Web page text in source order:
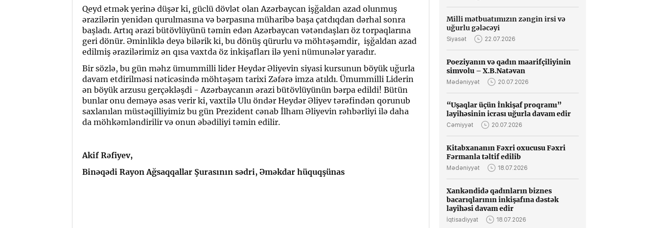
Qeyd etmək yerinə düşər ki, güclü dövlət olan Azərbaycan işğaldan azad olunmuş
ərazilərin yenidən qurulmasına və bərpasına müharibə başa çatdıqdan dərhal sonra
başladı. Artıq ərazi bütövlüyünü təmin edən Azərbaycan vətəndaşları öz torpaqlarına
geri dönür. Əminliklə deyə bilərik ki, bu dönüş qürurlu və möhtəşəmdir, işğaldan azad
edilmiş ərazilərimiz ən qısa vaxtda öz inkişafları ilə yeni nümunələr yaradır.
Bir sözlə, bu gün məhz ümummilli lider Heydər Əliyevin siyasi kursunun böyük uğurla
davam etdirilməsi nəticəsində möhtəşəm tarixi Zəfərə imza atıldı. Ümummilli Liderin
ən böyük arzusu gerçəkləşdi - Azərbaycanın ərazi bütövlüyünün bərpa edildi! Bütün
bunlar onu deməyə əsas verir ki, vaxtilə Ulu öndər Heydər Əliyev tərəfindən qorunub
saxlanılan müstəqilliyimiz bu gün Prezident cənab İlham Əliyevin rəhbərliyi ilə daha
da möhkəmləndirilir və onun əbədiliyi təmin edilir.
Akif Rəfiyev,
Binəqədi Rayon Ağsaqqallar Şurasının sədri, Əməkdar hüquqşünas
Milli mətbuatımızın zəngin irsi və
uğurlu gələcəyi
Siyasət 22.07.2026
Poeziyanın və qadın maarifçiliyinin
simvolu – X.B.Natəvan
Mədəniyyət 20.07.2026
“Uşaqlar üçün İnkişaf proqramı”
layihəsinin icrası uğurla davam edir
Cəmiyyət 20.07.2026
Kitabxananın Fəxri oxucusu Fəxri
Fərmanla təltif edilib
Mədəniyyət 18.07.2026
Xankəndidə qadınların biznes
bacarıqlarının inkişafına dəstək
layihəsi davam edir
İqtisadiyyat 18.07.2026